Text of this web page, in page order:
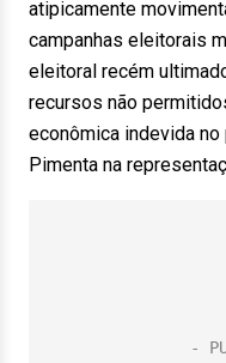
atipicamente
campanhas eleitorais
eleitoral recém
recursos não
econômica indevida
Pimenta na